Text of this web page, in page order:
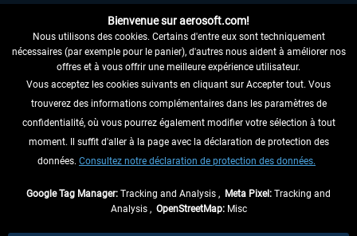
RENONCER AU CONTRAT ICI
INFORMATIONS
NE MANQUEZ PAS LES DERNIÈRES
Bienvenue sur aerosoft.com!
Nous utilisons des cookies. Certains d'entre eux sont techniquement
nécessaires (par exemple pour le panier), d'autres nous aident à améliorer nos
offres et à vous offrir une meilleure expérience utilisateur.
Vous acceptez les cookies suivants en cliquant sur Accepter tout. Vous
trouverez des informations complémentaires dans les paramètres de
confidentialité, où vous pourrez également modifier votre sélection à tout
moment. Il suffit d'aller à la page avec la déclaration de protection des
données. Consultez notre déclaration de protection des données.
Google Tag Manager: Tracking and Analysis , Meta Pixel: Tracking and
Analysis , OpenStreetMap:Misc